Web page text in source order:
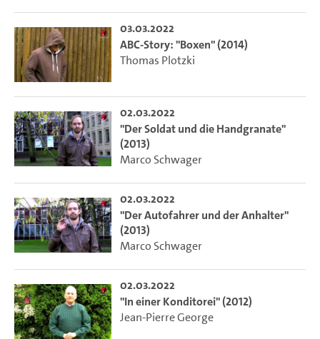
03.03.2022
ABC-Story: "Boxen" (2014)
Thomas Plotzki
02.03.2022
"Der Soldat und die Handgranate"
(2013)
Marco Schwager
02.03.2022
"Der Autofahrer und der Anhalter"
(2013)
Marco Schwager
02.03.2022
"In einer Konditorei" (2012)
Jean-Pierre George